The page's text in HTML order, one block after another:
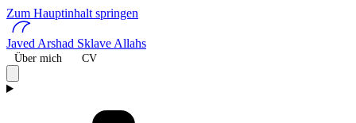
Zum Hauptinhalt springen
Javed Arshad Sklave Allahs
Über mich CV